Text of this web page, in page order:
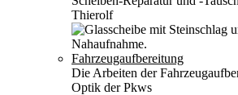
Thierolf
Fahrzeugaufbereitung
Die Arbeiten der
Optik der Pkws